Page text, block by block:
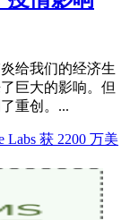
给我们的经济生
巨大的影响。但
重创。...